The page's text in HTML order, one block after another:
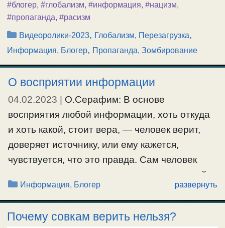
#блогер, #глобализм, #информация, #нацизм,
#пропаганда, #расизм
Рубрики
Видеоролики-2023, Глобализм, Перезагрузка,
Информация, Блогер, Пропаганда, Зомбирование
О восприятии информации
04.02.2023
О.Серафим: В основе
восприятия любой информации, хоть откуда
и хоть какой, стоит вера, — человек верит,
доверяет источнику, или ему кажется,
чувствуется, что это правда. Сам человек
лично не может проверить правдивость той
или иной информации, которая ему
предоставляется, — он сам лично не был при
этом, о чем ему говорится, пишется. Он сам
Рубрики
Информация, Блогер развернуть
Почему совкам верить нельзя?